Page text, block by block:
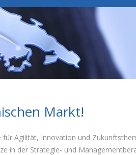
Markt!
Agilität, Innovation und
in der Strategie- und